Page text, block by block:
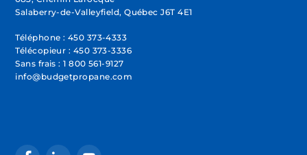
Salaberry-de-Valleyfield, Québec J6T 4E1
Téléphone : 450 373-4333
Télécopieur : 450 373-3336
Sans frais :1 800 561-9127
info@budgetpropane.com